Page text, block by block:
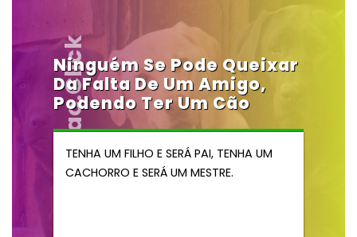
Vendocao.click
Ninguém Se Pode Queixar
Da Falta De Um Amigo,
Podendo Ter Um Cão
TENHA UM FILHO E SERÁ PAI, TENHA UM
CACHORRO E SERÁ UM MESTRE.